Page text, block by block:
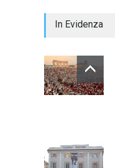
In Evidenza